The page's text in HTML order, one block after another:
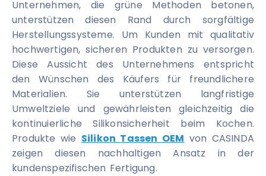
Unternehmen, die grüne Methoden betonen,
unterstützen diesen Rand durch sorgfältige
Herstellungssysteme. Um Kunden mit qualitativ
hochwertigen, sicheren Produkten zu versorgen.
Diese Aussicht des Unternehmens entspricht
den Wünschen des Käufers für freundlichere
Materialien. Sie unterstützen langfristige
Umweltziele und gewährleisten gleichzeitig die
kontinuierliche Silikonsicherheit beim Kochen.
Produkte wie Silikon Tassen OEM von CASINDA
zeigen diesen nachhaltigen Ansatz in der
kundenspezifischen Fertigung.